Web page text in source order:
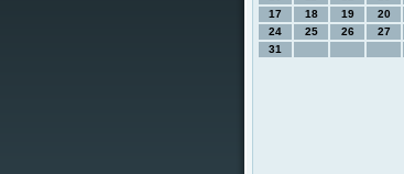
17
18 19 20
24
25 26 27
31